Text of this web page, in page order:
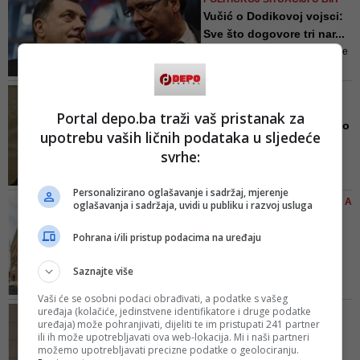
prof. Nevenka Tromp u razgovoru
za CD
Vučić o Dodikovoj vojsci:
Sve što dogovore tri nar...
Predsjednik Srbije je rekao da će
konstitutivna naroda
Ratko Mladić pravosnažno
osuđen na doživotnu
postupku, osuđen po 10 od
ukupno 11 tačaka optužnice, ali
tokom 1992. godine – Prijedoru,
SDP POKRENUO INICIJATIVU, A
Ako je treba prekrivati, tu
odgovornost ne samo prema
vlastitoj prošlosti, već i prošlosti
države... Odgovornost bez
kompromisa, ali sa historijskim
U ČEMU JE PROBLEM S
PLOČOM NA VIJEĆNICI
Da li je gradonačelnica
Portal depo.ba traži vaš pristanak za
upotrebu vaših ličnih podataka u sljedeće
svrhe:
Personalizirano oglašavanje i sadržaj, mjerenje
oglašavanja i sadržaja, uvidi u publiku i razvoj usluga
Pohrana i/ili pristup podacima na uređaju
Saznajte više
Vaši će se osobni podaci obrađivati, a podatke s vašeg
uređaja (kolačiće, jedinstvene identifikatore i druge podatke
uređaja) može pohranjivati, dijeliti te im pristupati 241 partner
ili ih može upotrebljavati ova web-lokacija. Mi i naši partneri
možemo upotrebljavati precizne podatke o geolociranju.